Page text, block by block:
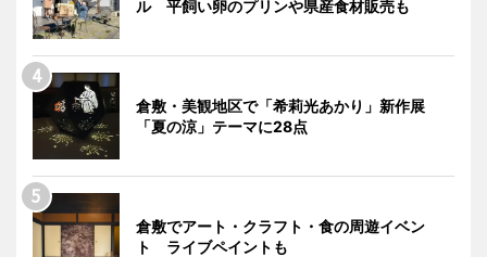
ル 平飼い卵のプリンや県産食材販売も
倉敷・美観地区で「希莉光あかり」新作展
「夏の涼」テーマに28点
倉敷でアート・クラフト・食の周遊イベン
ト ライブペイントも